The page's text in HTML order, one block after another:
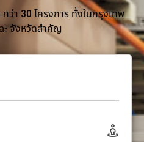
กว่า 30 โครงการ ทั้งในกรุงเทพ
จังหวัดสำคัญ